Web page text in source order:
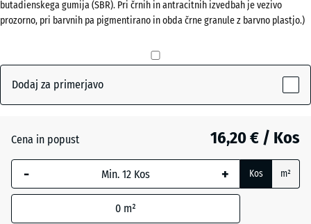
rdeča(active)
Travnato
zelena
+ 0,50 €
540
x
Izbrana
robom se
uporablja
za
potreb
butadienskega gumija (SBR). Pri črnih in antracitnih izvedbah je vezivo
prozorno, pri barvnih pa pigmentirano in obda črne granule z barvno plastjo.)
Dodaj za primerjavo
Cena in popust 16,20 € / Kos
- + Kos m²
0 m²